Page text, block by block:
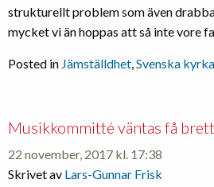
strukturellt problem som även
mycket vi än hoppas att så inte vore
Posted in Jämställdhet Svenska
Musikkommitté väntas få
22 november, 2017 kl. 17:38
Skrivet av Lars-Gunnar Frisk